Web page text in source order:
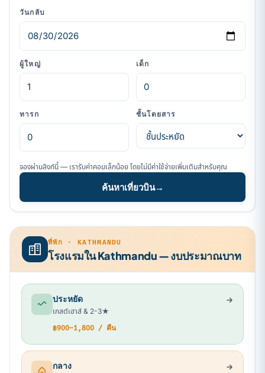
วันกลับ
ผู้ใหญ่ เด็ก
ทารก ชั้นโดยสาร
จองผ่านลิงก์นี้ — เรารับค่าคอมเล็กน้อย โดยไม่มีค่าใช้จ่ายเพิ่มเติมสำหรับคุณ
ค้นหาเที่ยวบิน→
ที่พัก · KATHMANDU
โรงแรมใน Kathmandu — งบประมาณบาท
ประหยัด
เกสต์เฮาส์ & 2-3★
฿900–1,800 / คืน
กลาง